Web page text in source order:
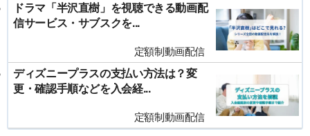
ドラマ「半沢直樹」を視聴できる動画配
信サービス・サブスクを...
定額制動画配信
ディズニープラスの支払い方法は？変
更・確認手順などを入会経...
定額制動画配信